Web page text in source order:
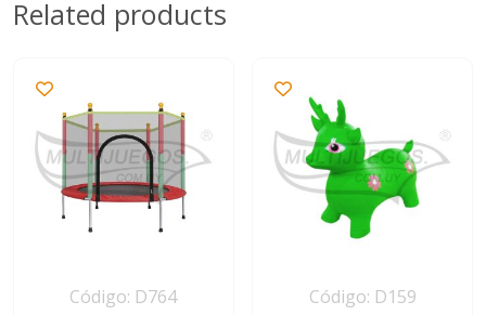
Related products
Código: D764
Código: D159